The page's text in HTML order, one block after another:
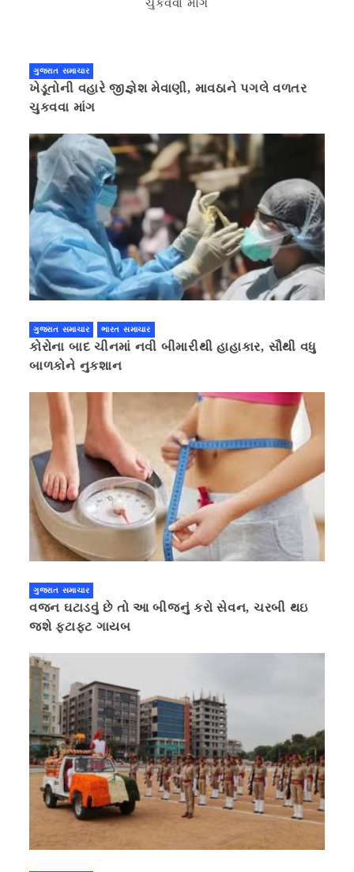
ગુજરાત સમાચાર
ખેડૂતોની વહારે જીજ્ઞેશ મેવાણી, માવઠાને પગલે વળતર
ચુકવવા માંગ
ગુજરાત સમાચાર ભારત સમાચાર
કોરોના બાદ ચીનમાં નવી બીમારીથી હાહાકાર, સૌથી વધુ
બાળકોને નુકશાન
ગુજરાત સમાચાર
વજન ઘટાડવું છે તો આ બીજનું કરો સેવન, ચરબી થઇ
જશે ફટાફટ ગાયબ